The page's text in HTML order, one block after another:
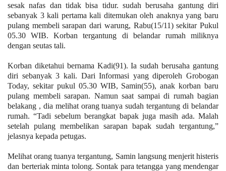
sesak nafas dan tidak bisa tidur. sudah berusaha gantung diri
sebanyak 3 kali pertama kali ditemukan oleh anaknya yang baru
pulang membeli sarapan dari warung, Rabu(15/11) sekitar Pukul
05.30 WIB. Korban tergantung di belandar rumah miliknya
dengan seutas tali.
Korban diketahui bernama Kadi(91). Ia sudah berusaha gantung
diri sebanyak 3 kali. Dari Informasi yang diperoleh Grobogan
Today, sekitar pukul 05.30 WIB, Samin(55), anak korban baru
pulang membeli sarapan. Namun saat sampai di rumah bagian
belakang , dia melihat orang tuanya sudah tergantung di belandar
rumah. “Tadi sebelum berangkat bapak juga masih ada. Malah
setelah pulang membelikan sarapan bapak sudah tergantung,”
jelasnya kepada petugas.
Melihat orang tuanya tergantung, Samin langsung menjerit histeris
dan berteriak minta tolong. Sontak para tetangga yang mendengar